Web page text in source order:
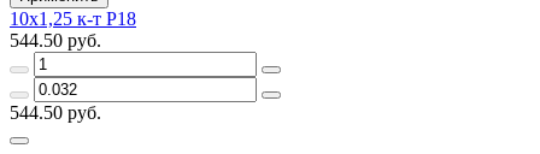
10х1,25 к-т Р18
544.50 руб.
544.50 руб.